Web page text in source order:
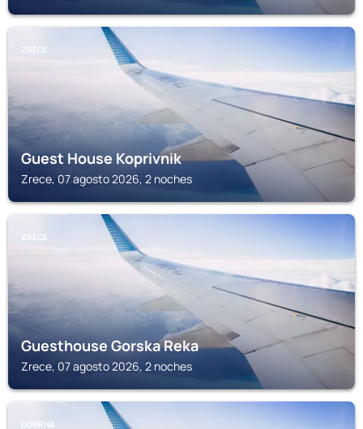
ZRECE
Guest House Koprivnik
Zrece, 07 agosto 2026, 2 noches
ZRECE
Guesthouse Gorska Reka
Zrece, 07 agosto 2026, 2 noches
DOBRNA